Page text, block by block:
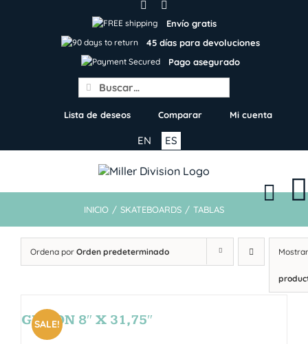
Envío gratis
45 días para devoluciones
Pago asegurado
Search
for:
Lista de deseos Comparar Mi cuenta
ES
EN
INICIO / SKATEBOARDS / TABLAS
Ordena por Orden predeterminado
SALE!
GIBSON 8″ X 31,75″